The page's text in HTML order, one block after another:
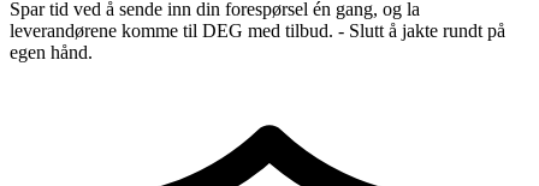
Spar tid ved å sende inn din forespørsel én gang, og la
leverandørene komme til DEG med tilbud. - Slutt å jakte rundt på
egen hånd.